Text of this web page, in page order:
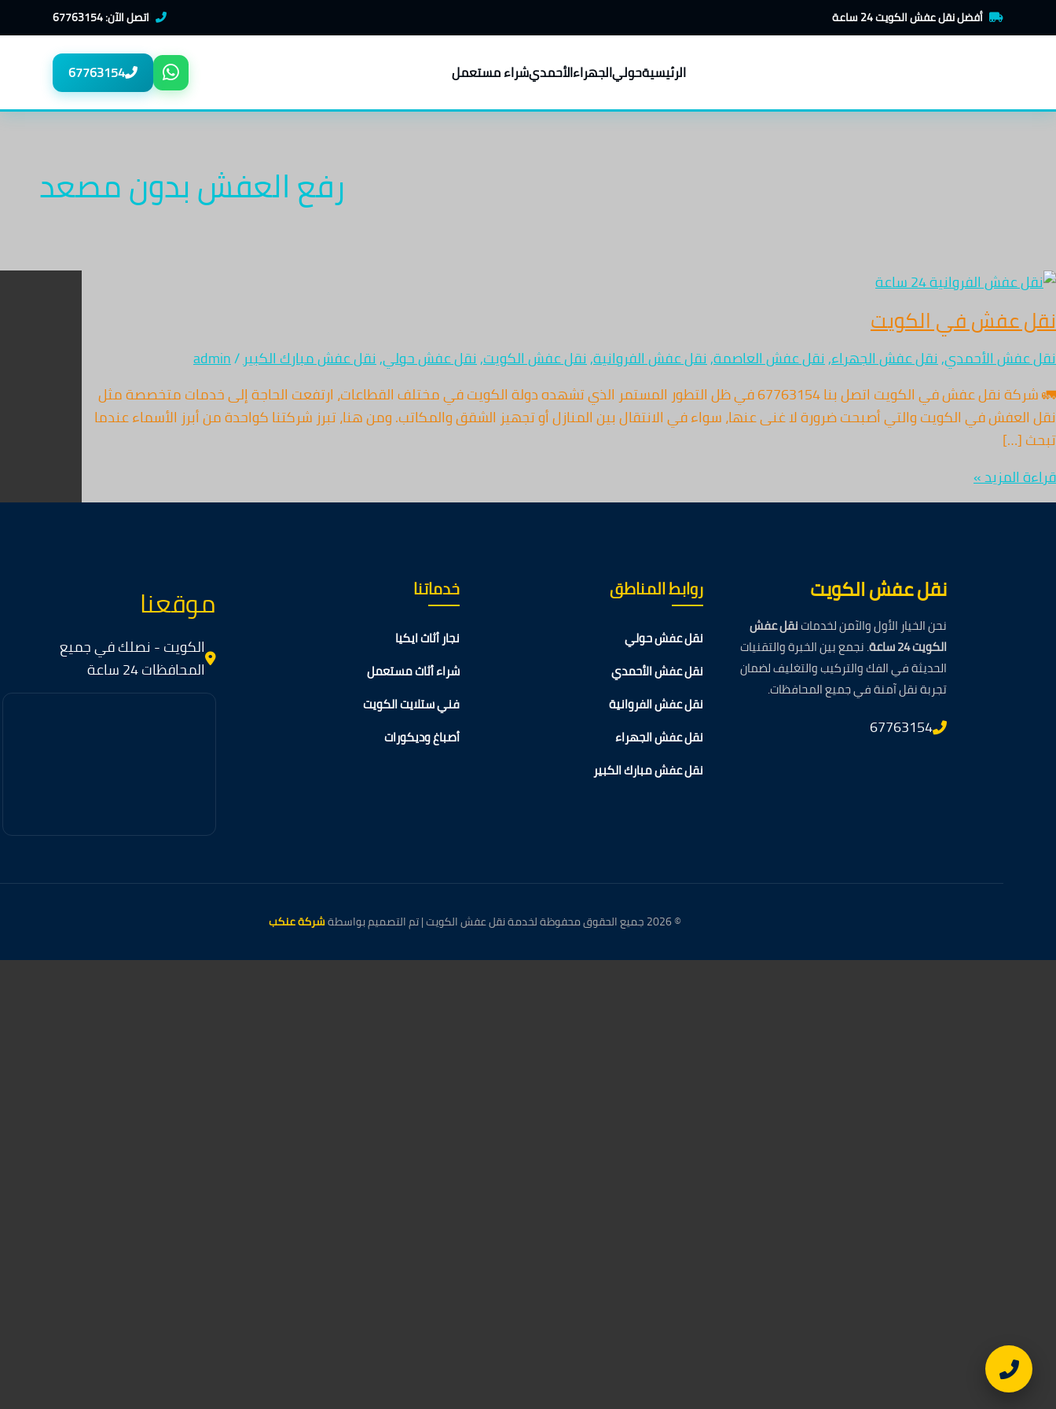
أفضل نقل عفش الكويت 24 ساعة اتصل الآن: 67763154
الرئيسيةحوليالجهراءالأحمديشراء مستعمل 67763154
إلى
رفع العفش بدون مصعد
نقل عفش في الكويت
نقل عفش الأحمدي,نقل عفش الجهراء,نقل عفش العاصمة,نقل عفش الفروانية,نقل عفش الكويت,نقل عفش حولي,نقل عفش مبارك الكبير/
admin
🚛 شركة نقل عفش في الكويت اتصل بنا 67763154 في ظل التطور المستمر الذي تشهده دولة الكويت في مختلف القطاعات، ارتفعت الحاجة إلى خدمات متخصصة مثل
نقل العفش في الكويت والتي أصبحت ضرورة لا غنى عنها، سواء في الانتقال بين المنازل أو تجهيز الشقق والمكاتب. ومن هنا، تبرز شركتنا كواحدة من أبرز الأسماء عندما
تبحث […]
عفش
قراءة المزيد »
نقل عفش الكويت
نحن الخيار الأول والآمن لخدماتنقل عفش
الكويت 24 ساعة
. نجمع بين الخبرة والتقنيات
الحديثة في الفك والتركيب والتغليف لضمان
تجربة نقل آمنة في جميع المحافظات.
67763154
روابط المناطق
نقل عفش حولي
نقل عفش الأحمدي
نقل عفش الفروانية
نقل عفش الجهراء
نقل عفش مبارك الكبير
خدماتنا
نجار أثاث ايكيا
شراء أثاث مستعمل
فني ستلايت الكويت
أصباغ وديكورات
موقعنا
الكويت - نصلك في جميع
المحافظات 24 ساعة
© 2026 جميع الحقوق محفوظة لخدمة نقل عفش الكويت | تم التصميم بواسطة شركة عنكب